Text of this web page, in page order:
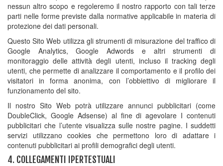
nessun altro scopo e regoleremo il nostro rapporto con tali terze
parti nelle forme previste dalla normative applicabile in materia di
protezione dei dati personali.
Questo Sito Web utilizza gli strumenti di misurazione del traffico di
Google Analytics, Google Adwords e altri strumenti di
monitoraggio delle attività degli utenti, incluso il tracking degli
utenti, che permette di analizzare il comportamento e il profilo dei
visitatori in forma anonima, con l’obbiettivo di migliorare il
funzionamento del sito.
Il nostro Sito Web potrà utilizzare annunci pubblicitari (come
DoubleClick, Google Adsense) al fine di agevolare I contenuti
pubblicitari che l’utente visualizza sulle nostre pagine. I suddetti
servizi utilizzano cookies che permettono loro di adattare i
contenuti pubblicitari ai profili demografici degli utenti.
4. COLLEGAMENTI IPERTESTUALI